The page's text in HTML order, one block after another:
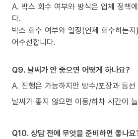
A. 박스 회수 여부와 방식은 업체 정책
다.
박스 회수 여부와 일정(언제 회수하는
어수선합니다.
Q9. 날씨가 안 좋으면 어떻게 하나요?
A. 진행은 가능하지만 방수/포장과 동
날씨가 좋지 않으면 이동/하차 시간이
Q10. 상담 전에 무엇을 준비하면 좋나요